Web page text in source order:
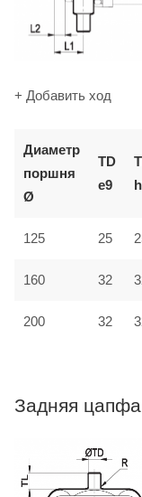
+ Добавить ход
Диаметр
поршня
Ø
TD
e9
125 25
160 32
200 32
Задняя цапфа